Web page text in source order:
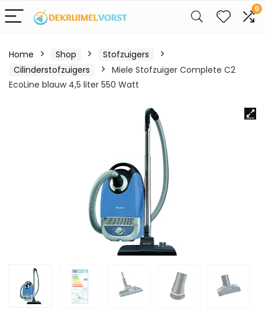
0
Home Shop
Stofzuigers
Cilinderstofzuigers
Miele Stofzuiger Complete C2
EcoLine blauw 4,5 liter 550 Watt